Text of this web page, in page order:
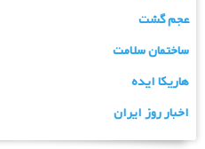
عجم گشت
ساختمان سلامت
هاریکا ایده
اخبار روز ایران